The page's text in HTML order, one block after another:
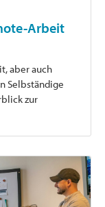
Arbeit
aber auch
Selbständige
zur